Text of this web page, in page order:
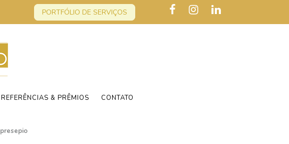
PORTFÓLIO DE SERVIÇOS
REFERÊNCIAS & PRÊMIOS CONTATO
presepio